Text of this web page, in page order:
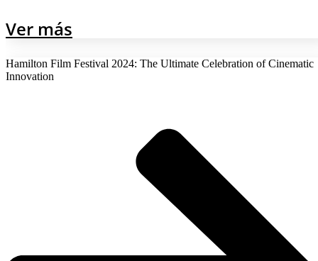
Ver más
Hamilton Film Festival 2024: The Ultimate Celebration of Cinematic
Innovation